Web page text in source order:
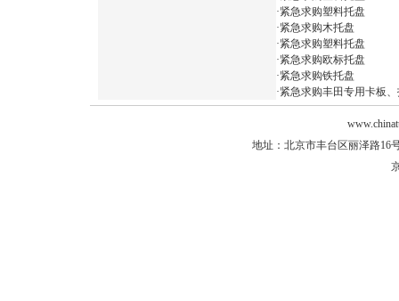
·紧急求购塑料托盘
·紧急求购木托盘
·紧急求购塑料托盘
·紧急求购欧标托盘
·紧急求购铁托盘
·紧急求购丰田专用卡板
地址：北京市丰台区丽泽路16